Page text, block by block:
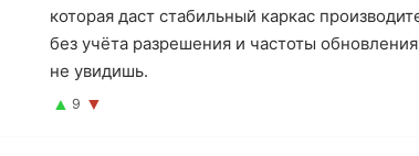
которая даст стабильный каркас
без учёта разрешения и частоты
не увидишь.
▲ 9 ▼